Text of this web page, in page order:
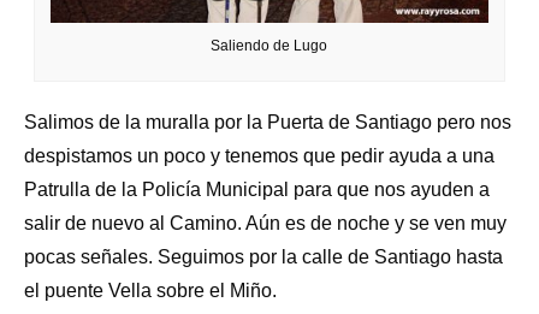
Saliendo de Lugo
Salimos de la muralla por la Puerta de Santiago pero nos
despistamos un poco y tenemos que pedir ayuda a una
Patrulla de la Policía Municipal para que nos ayuden a
salir de nuevo al Camino. Aún es de noche y se ven muy
pocas señales. Seguimos por la calle de Santiago hasta
el puente Vella sobre el Miño.